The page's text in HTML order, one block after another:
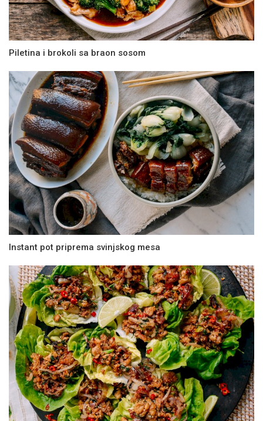
Piletina i brokoli sa braon sosom
Instant pot priprema svinjskog mesa